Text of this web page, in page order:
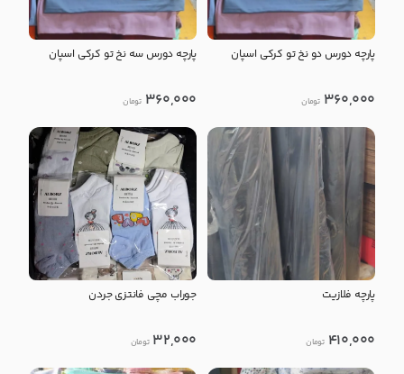
پارچه دورس دو نخ تو کرکی اسپان
360,000 تومان
پارچه دورس سه نخ تو کرکی اسپان
360,000 تومان
پارچه فلازیت
410,000 تومان
جوراب مچی فانتزی جردن
32,000 تومان